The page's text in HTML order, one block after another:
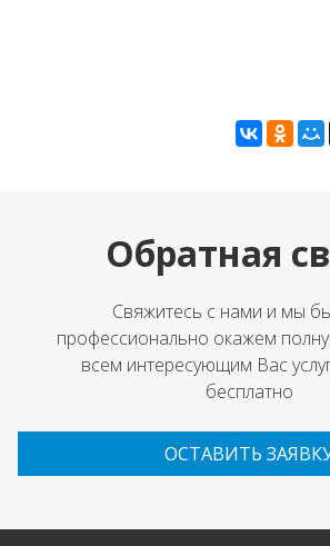
Обратная
Свяжитесь с нами и мы
профессионально окажем
всем интересующим Вас
бесплатно
ОСТАВИТЬ